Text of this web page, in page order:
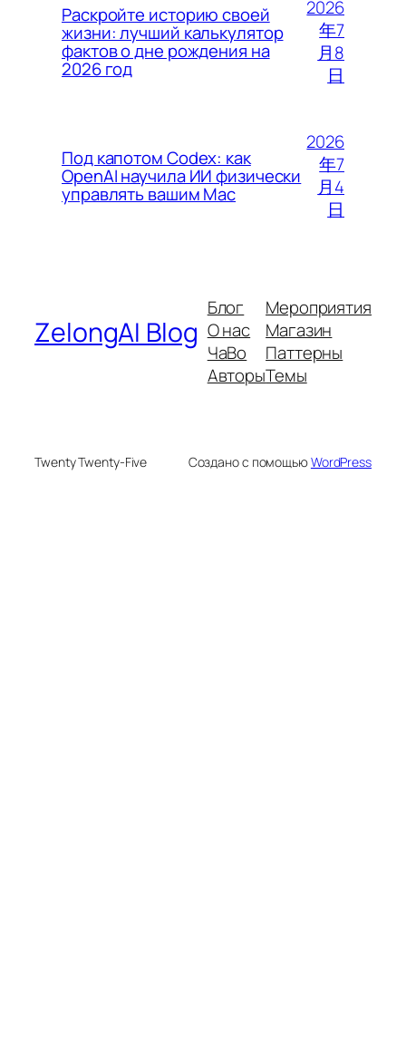
Раскройте историю своей
жизни: лучший калькулятор
фактов о дне рождения на
2026 год
2026
年7
月8
日
Под капотом Codex: как
OpenAI научила ИИ физически
управлять вашим Mac
2026
年7
月4
日
ZelongAI Blog
Блог
О нас
ЧаВо
Авторы
Мероприятия
Магазин
Паттерны
Темы
Twenty Twenty-Five Создано с помощьюWordPress